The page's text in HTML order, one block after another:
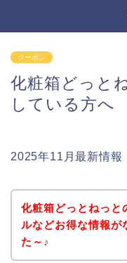
クーポン
化粧箱どっと
している方へ
2025年11月最新情報
化粧箱どっとねっと
ルなどお得な情報が
た～♪